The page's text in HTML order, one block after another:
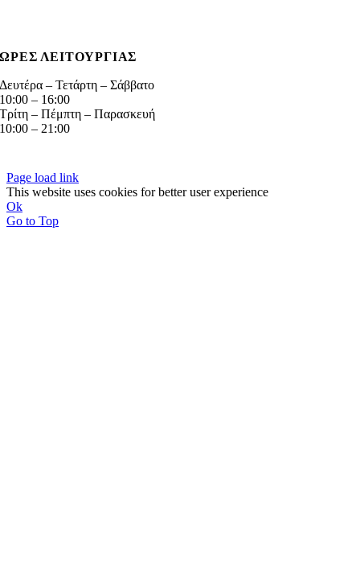
ΩΡΕΣ ΛΕΙΤΟΥΡΓΙΑΣ
Δευτέρα – Τετάρτη – Σάββατο
10:00 – 16:00
Τρίτη – Πέμπτη – Παρασκευή
10:00 – 21:00
Page load link
This website uses cookies for better user experience
Ok
Go to Top